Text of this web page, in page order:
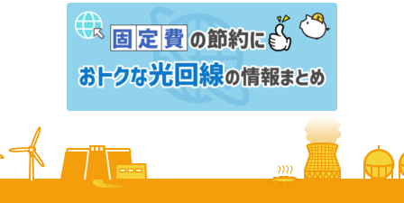
楽天でんきの「オール電化プラン」は高い？デメリッ
トは？
ベルメゾンでんきの電気料金は高い？メリット・デメ